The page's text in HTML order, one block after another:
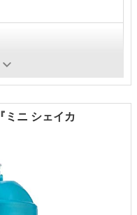
ミニ シェイカ